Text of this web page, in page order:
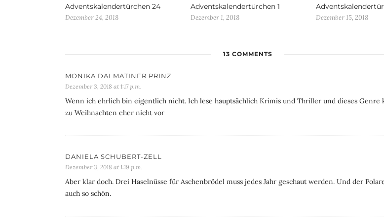
Adventskalendertürchen 24
Dezember 24, 2018
Adventskalendertürchen 1
Dezember 1, 2018 Dezember 15, 2018
13 COMMENTS
MONIKA DALMATINER PRINZ
Dezember 3, 2018 at 1:17 p.m.
Wenn ich ehrlich bin eigentlich nicht. Ich lese hauptsächlich Krimis und Thriller und dieses Genre
zu Weihnachten eher nicht vor
DANIELA SCHUBERT-ZELL
Dezember 3, 2018 at 1:19 p.m.
Aber klar doch. Drei Haselnüsse für Aschenbrödel muss jedes Jahr geschaut werden. Und der
auch so schön.